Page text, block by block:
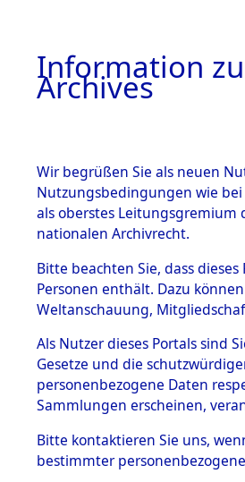
BESTÄNDE
1.
Inhaftierungsdoku
mente
1.2.9 Beim ITS
Effekten
1.2.9.1
Effekten aus
dem KZ
Dachau
1.2.9.2
Effekten aus
dem KZ
Information
Archives
Wir begrüßen Sie als neuen
Nutzungsbedingungen wie
als oberstes Leitungsgremium
nationalen Archivrecht.
Bitte beachten Sie, dass
Personen enthält. Dazu
Weltanschauung,
Als Nutzer dieses Portals sind
Gesetze und die
personenbezogene Daten
Sammlungen erscheinen,
Bitte kontaktieren Sie uns,
bestimmter